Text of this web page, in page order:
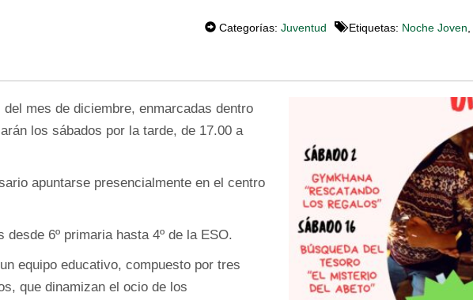
Categorías: Juventud Etiquetas: Noche Joven
mes de diciembre, enmarcadas dentro
los sábados por la tarde, de 17.00 a
apuntarse presencialmente en el centro
6º primaria hasta 4º de la ESO.
equipo educativo, compuesto por tres
que dinamizan el ocio de los